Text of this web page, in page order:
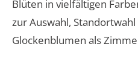
Blüten in vielfältigen
zur Auswahl,
Glockenblumen als